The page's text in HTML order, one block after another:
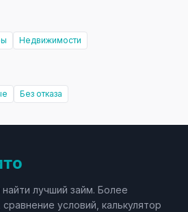
Недвижимости
Без отказа
лучший займ. Более
условий, калькулятор